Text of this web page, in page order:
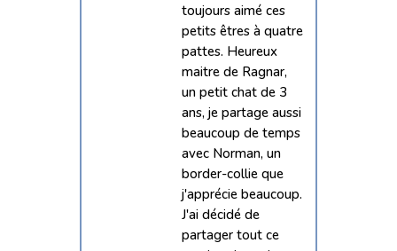
toujours aimé ces
petits êtres à quatre
pattes. Heureux
maitre de Ragnar,
un petit chat de 3
ans, je partage aussi
beaucoup de temps
avec Norman, un
border-collie que
j'apprécie beaucoup.
J'ai décidé de
partager tout ce